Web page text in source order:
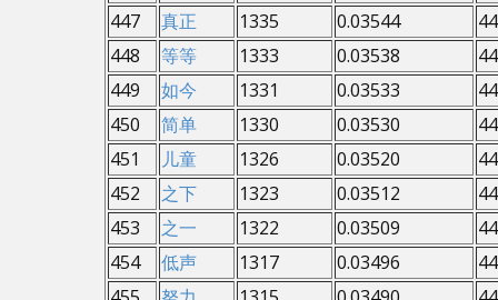
447
真正 1335 0.03544
448
等等 1333 0.03538
449
如今 1331 0.03533
450
简单 1330 0.03530
451
儿童 1326 0.03520
452
之下 1323 0.03512
453
之一 1322 0.03509
454
低声 1317 0.03496